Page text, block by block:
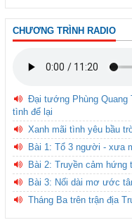
CHƯƠNG TRÌNH RADIO
Đại tướng Phùng Quang
tình để lại
Xanh mãi tình yêu bầu
Bài 1: Tổ 3 người - xưa
Bài 2: Truyền cảm hứng
Bài 3: Nối dài mơ ước
Tháng Ba trên trận địa